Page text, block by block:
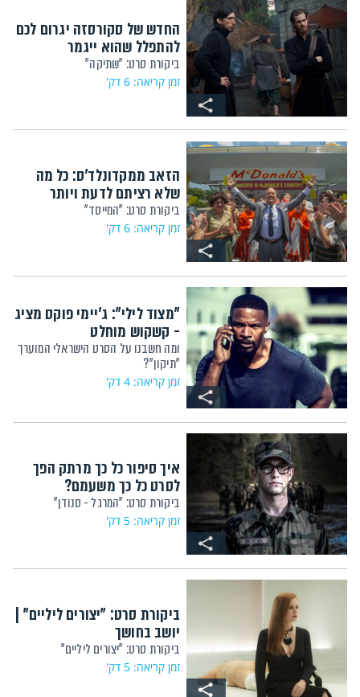
החדש של סקורסזה יגרום לכם
להתפלל שהוא ייגמר
ביקורת סרט: "שתיקה"
זמן קריאה: 6 דק'
הזאב ממקדונלד'ס: כל מה
שלא רציתם לדעת ויותר
ביקורת סרט: "המייסד"
זמן קריאה: 6 דק'
"מצוד לילי": ג'יימי פוקס מציג
- קשקוש מוחלט
ומה חשבנו על הסרט הישראלי המוערך
"תיקון"?
זמן קריאה: 4 דק'
איך סיפור כל כך מרתק הפך
לסרט כל כך משעמם?
ביקורת סרט: "המרגל - סנודן"
זמן קריאה: 5 דק'
ביקורת סרט: "יצורים ליליים" |
יושב בחושך
ביקורת סרט: "יצורים ליליים"
זמן קריאה: 5 דק'